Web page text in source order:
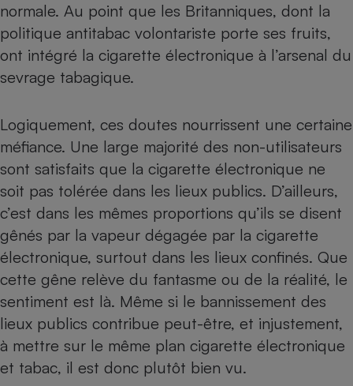
normale. Au point que les Britanniques, dont la
politique antitabac volontariste porte ses fruits,
ont intégré la cigarette électronique à l’arsenal du
sevrage tabagique.
Logiquement, ces doutes nourrissent une certaine
méfiance. Une large majorité des non-utilisateurs
sont satisfaits que la cigarette électronique ne
soit pas tolérée dans les lieux publics. D’ailleurs,
c’est dans les mêmes proportions qu’ils se disent
gênés par la vapeur dégagée par la cigarette
électronique, surtout dans les lieux confinés. Que
cette gêne relève du fantasme ou de la réalité, le
sentiment est là. Même si le bannissement des
lieux publics contribue peut-être, et injustement,
à mettre sur le même plan cigarette électronique
et tabac, il est donc plutôt bien vu.